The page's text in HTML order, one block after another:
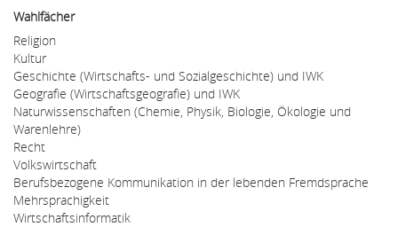
Wahlfächer
Religion
Kultur
Geschichte (Wirtschafts- und Sozialgeschichte) und IWK
Geografie (Wirtschaftsgeografie) und IWK
Naturwissenschaften (Chemie, Physik, Biologie, Ökologie und
Warenlehre)
Recht
Volkswirtschaft
Berufsbezogene Kommunikation in der lebenden Fremdsprache
Mehrsprachigkeit
Wirtschaftsinformatik